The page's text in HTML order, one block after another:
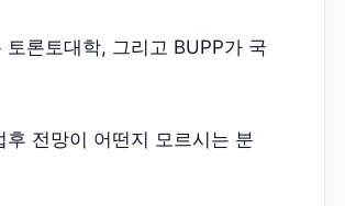
론토대학, 그리고 BUPP가 국
전망이 어떤지 모르시는 분